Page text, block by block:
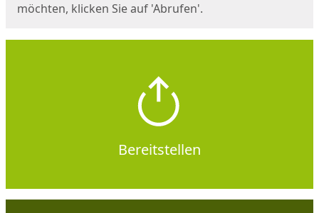
möchten, klicken Sie auf 'Abrufen'.
Bereitstellen